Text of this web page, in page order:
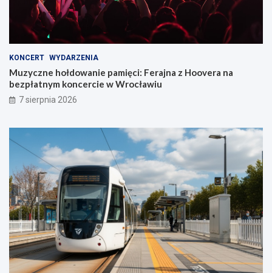
KONCERT WYDARZENIA
Muzyczne hołdowanie pamięci: Ferajna z Hoovera na
bezpłatnym koncercie w Wrocławiu
7 sierpnia 2026